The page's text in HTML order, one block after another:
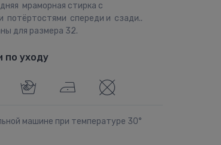
мраморная стирка с
потёртостями спереди и сзади..
для размера 32.
по уходу
машине при температуре 30°